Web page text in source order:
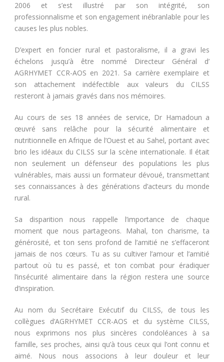
2006 et s’est illustré par son intégrité, son
professionnalisme et son engagement inébranlable pour les
causes les plus nobles.
D’expert en foncier rural et pastoralisme, il a gravi les
échelons jusqu’à être nommé Directeur Général d’
AGRHYMET CCR-AOS en 2021. Sa carrière exemplaire et
son attachement indéfectible aux valeurs du CILSS
resteront à jamais gravés dans nos mémoires.
Au cours de ses 18 années de service, Dr Hamadoun a
œuvré sans relâche pour la sécurité alimentaire et
nutritionnelle en Afrique de l’Ouest et au Sahel, portant avec
brio les idéaux du CILSS sur la scène internationale. Il était
non seulement un défenseur des populations les plus
vulnérables, mais aussi un formateur dévoué, transmettant
ses connaissances à des générations d’acteurs du monde
rural.
Sa disparition nous rappelle l’importance de chaque
moment que nous partageons. Mahal, ton charisme, ta
générosité, et ton sens profond de l’amitié ne s’effaceront
jamais de nos cœurs. Tu as su cultiver l’amour et l’amitié
partout où tu es passé, et ton combat pour éradiquer
l’insécurité alimentaire dans la région restera une source
d’inspiration.
Au nom du Secrétaire Exécutif du CILSS, de tous les
collègues d’AGRHYMET CCR-AOS et du système CILSS,
nous exprimons nos plus sincères condoléances à sa
famille, ses proches, ainsi qu’à tous ceux qui l’ont connu et
aimé. Nous nous associons à leur douleur et leur